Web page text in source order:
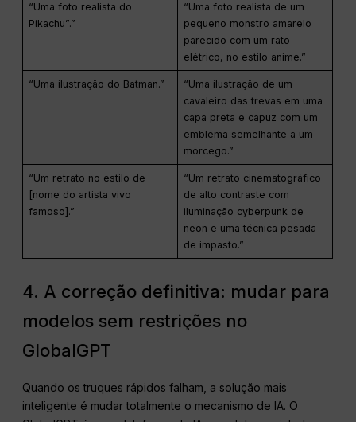
“Uma foto realista do
Pikachu”.”
“Uma foto realista de um
pequeno monstro amarelo
parecido com um rato
elétrico, no estilo anime.”
“Uma ilustração do Batman.”
“Uma ilustração de um
cavaleiro das trevas em uma
capa preta e capuz com um
emblema semelhante a um
morcego.”
“Um retrato no estilo de
[nome do artista vivo
famoso].”
“Um retrato cinematográfico
de alto contraste com
iluminação cyberpunk de
neon e uma técnica pesada
de impasto.”
4. A correção definitiva: mudar para
modelos sem restrições no
GlobalGPT
Quando os truques rápidos falham, a solução mais
inteligente é mudar totalmente o mecanismo de IA. O